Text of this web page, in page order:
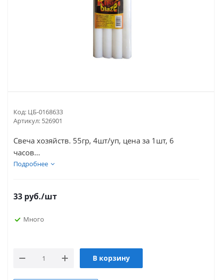
Код: ЦБ-0168633
Артикул: 526901
Свеча хозяйств. 55гр, 4шт/уп, цена за 1шт, 6
часов...
Подробнее
33 руб./шт
Много
В корзину